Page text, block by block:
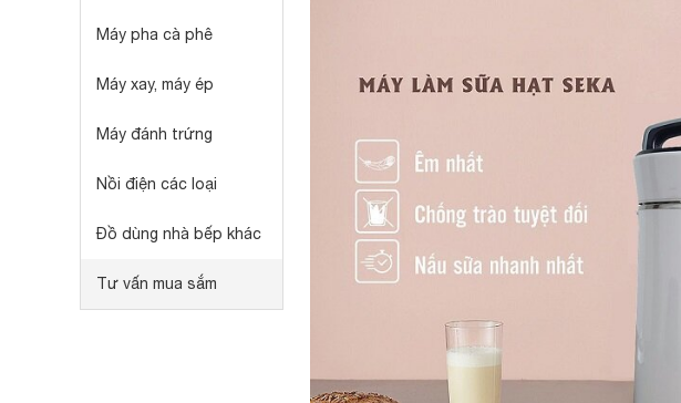
Máy pha cà phê
Máy xay, máy ép
Máy đánh trứng
Nồi điện các loại
Đồ dùng nhà bếp khác
Tư vấn mua sắm